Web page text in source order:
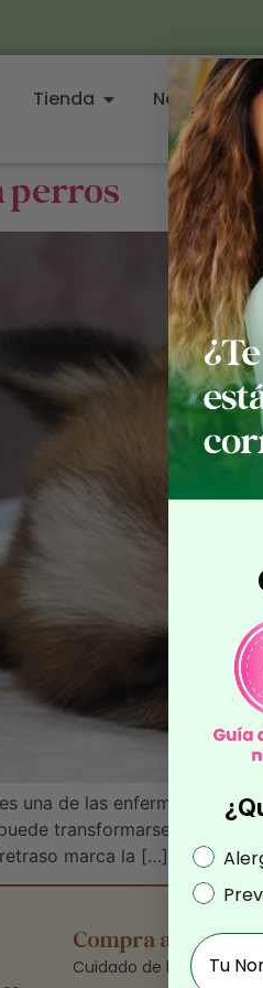
Tienda Nosotros
perros
una de las enfermedades
transformarse en
marca la […]
Compra afección
Cuidado de la Piel
Nombre